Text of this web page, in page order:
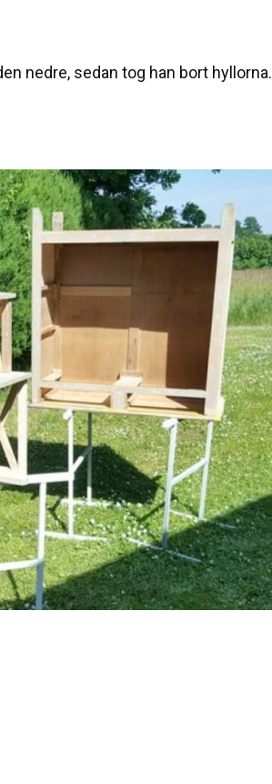
nedre, sedan tog han bort hyllorna.